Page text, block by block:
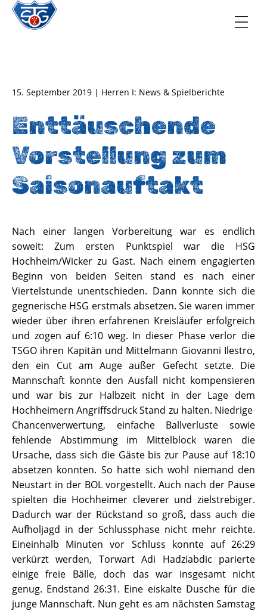
15. September 2019 | Herren I: News & Spielberichte
Enttäuschende
Vorstellung zum
Saisonauftakt
Nach einer langen Vorbereitung war es endlich
soweit: Zum ersten Punktspiel war die HSG
Hochheim/Wicker zu Gast. Nach einem engagierten
Beginn von beiden Seiten stand es nach einer
Viertelstunde unentschieden. Dann konnte sich die
gegnerische HSG erstmals absetzen. Sie waren immer
wieder über ihren erfahrenen Kreisläufer erfolgreich
und zogen auf 6:10 weg. In dieser Phase verlor die
TSGO ihren Kapitän und Mittelmann Giovanni Ilestro,
den ein Cut am Auge außer Gefecht setzte. Die
Mannschaft konnte den Ausfall nicht kompensieren
und war bis zur Halbzeit nicht in der Lage dem
Hochheimern Angriffsdruck Stand zu halten. Niedrige
Chancenverwertung, einfache Ballverluste sowie
fehlende Abstimmung im Mittelblock waren die
Ursache, dass sich die Gäste bis zur Pause auf 18:10
absetzen konnten. So hatte sich wohl niemand den
Neustart in der BOL vorgestellt. Auch nach der Pause
spielten die Hochheimer cleverer und zielstrebiger.
Dadurch war der Rückstand so groß, dass auch die
Aufholjagd in der Schlussphase nicht mehr reichte.
Eineinhalb Minuten vor Schluss konnte auf 26:29
verkürzt werden, Torwart Adi Hadziabdic parierte
einige freie Bälle, doch das war insgesamt nicht
genug. Endstand 26:31. Eine eiskalte Dusche für die
junge Mannschaft. Nun geht es am nächsten Samstag